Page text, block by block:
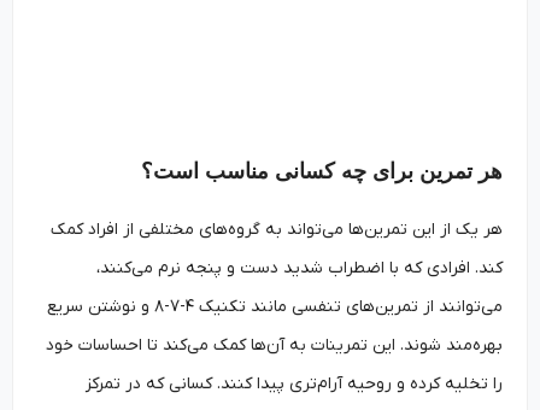
هر تمرین برای چه کسانی مناسب است؟
هر یک از این تمرین‌ها می‌تواند به گروه‌های مختلفی از افراد کمک
کند. افرادی که با اضطراب شدید دست و پنجه نرم می‌کنند،
می‌توانند از تمرین‌های تنفسی مانند تکنیک ۴-۷-۸ و نوشتن سریع
بهره‌مند شوند. این تمرینات به آن‌ها کمک می‌کند تا احساسات خود
را تخلیه کرده و روحیه آرام‌تری پیدا کنند. کسانی که در تمرکز